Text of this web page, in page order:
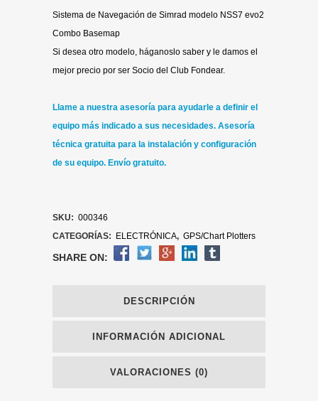
Sistema de Navegación de Simrad modelo NSS7 evo2
Combo Basemap
Si desea otro modelo, háganoslo saber y le damos el
mejor precio por ser Socio del Club Fondear.
Llame a nuestra asesoría para ayudarle a definir el
equipo más indicado a sus necesidades. Asesoría
técnica gratuita para la instalación y configuración
de su equipo. Envío gratuito.
SKU: 000346
CATEGORÍAS:
ELECTRÓNICA, GPS/Chart Plotters
SHARE ON:
DESCRIPCIÓN
INFORMACIÓN ADICIONAL
VALORACIONES (0)